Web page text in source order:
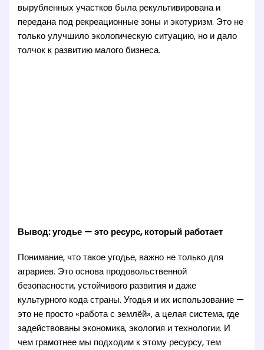
вырубленных участков была рекультивирована и
передана под рекреационные зоны и экотуризм. Это не
только улучшило экологическую ситуацию, но и дало
толчок к развитию малого бизнеса.
Вывод: угодье — это ресурс, который работает
Понимание, что такое угодье, важно не только для
аграриев. Это основа продовольственной
безопасности, устойчивого развития и даже
культурного кода страны. Угодья и их использование —
это не просто «работа с землёй», а целая система, где
задействованы экономика, экология и технологии. И
чем грамотнее мы подходим к этому ресурсу, тем